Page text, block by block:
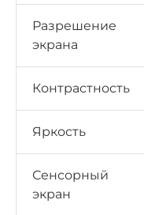
Разрешение
экрана
Контрастность
Яркость
Сенсорный
экран